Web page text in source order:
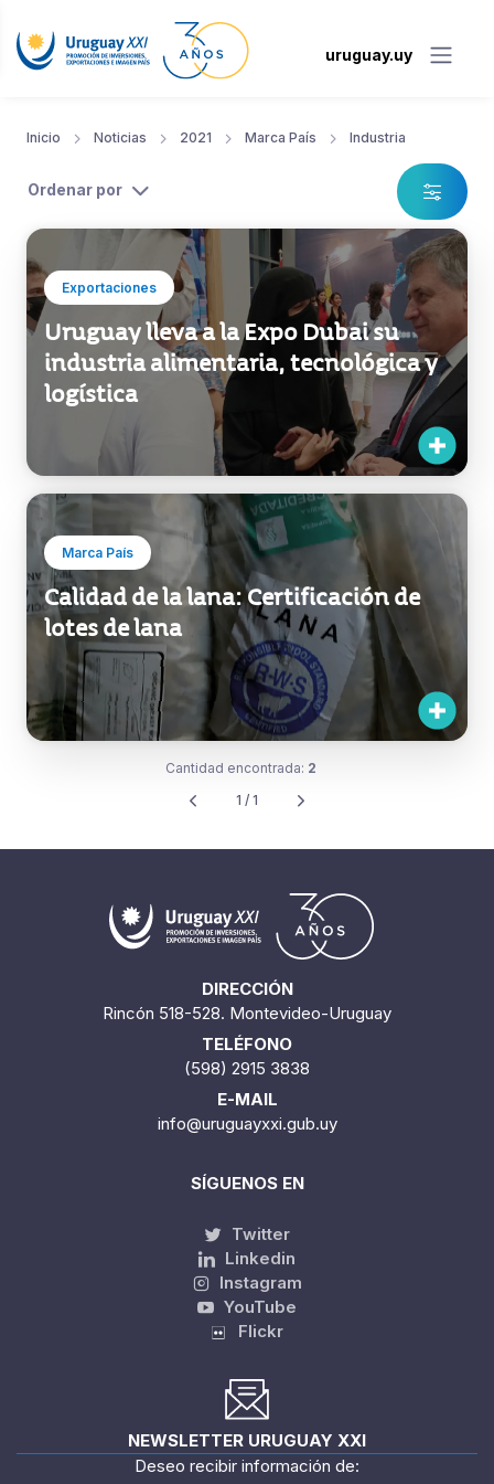
uruguay.uy
Inicio Noticias 2021 Marca País Industria
Ordenar por
Exportaciones
Uruguay lleva a la Expo Dubai su
industria alimentaria, tecnológica y
logística
Marca País
Calidad de la lana: Certificación de
lotes de lana
Cantidad encontrada: 2
1 / 1
DIRECCIÓN
Rincón 518-528. Montevideo-Uruguay
TELÉFONO
(598) 2915 3838
E-MAIL
info@uruguayxxi.gub.uy
SÍGUENOS EN
Twitter
Linkedin
Instagram
YouTube
Flickr
NEWSLETTER URUGUAY XXI
Deseo recibir información de: